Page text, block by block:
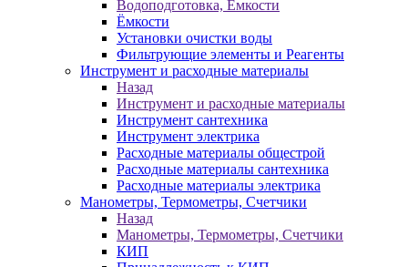
Водоподготовка, Ёмкости
Ёмкости
Установки очистки воды
Фильтрующие элементы и Реагенты
Инструмент и расходные материалы
Назад
Инструмент и расходные материалы
Инструмент сантехника
Инструмент электрика
Расходные материалы общестрой
Расходные материалы сантехника
Расходные материалы электрика
Манометры, Термометры, Счетчики
Назад
Манометры, Термометры, Счетчики
КИП